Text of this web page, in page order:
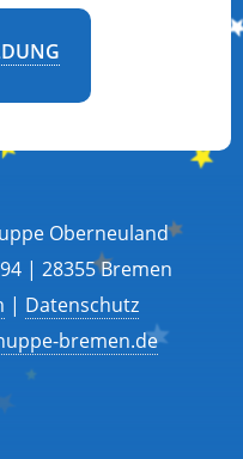
Oberneuland
| 28355 Bremen
| Datenschutz
bremen.de